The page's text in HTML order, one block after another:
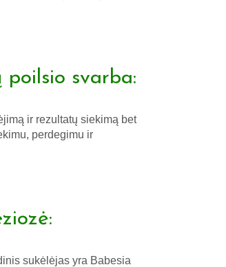
svarba:
ir rezultatų siekimą bet
perdegimu ir
sukėlėjas yra Babesia